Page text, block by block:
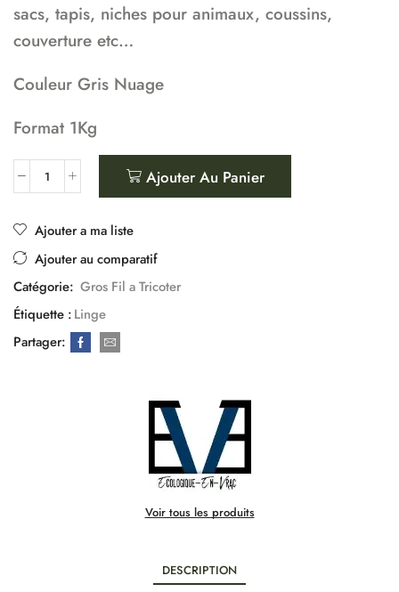
sacs, tapis, niches pour animaux, coussins,
couverture etc…
Couleur Gris Nuage
Format 1Kg
Ajouter Au Panier
Ajouter a ma liste
Ajouter au comparatif
Catégorie: Gros Fil a Tricoter
Étiquette :Linge
Partager:
Voir tous les produits
DESCRIPTION